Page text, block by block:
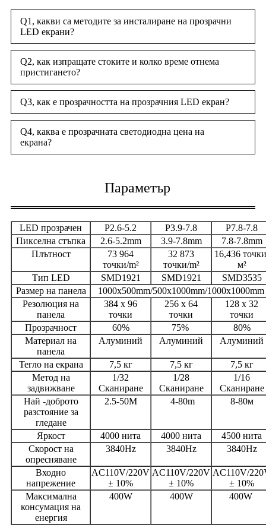
Q1, какви са методите за инсталиране на прозрачни
LED екрани?
Q2, как изпращате стоките и колко време отнема
пристигането?
Q3, как е прозрачността на прозрачния LED екран?
Q4, каква е прозрачната светодиодна цена на
екрана?
Параметър
LED прозрачен P2.6-5.2 P3.9-7.8
P7.8-7.8
Пикселна стъпка
2.6-5.2mm 3.9-7.8mm
7.8-7.8mm
Плътност
73 964
точки/m²
32 873
точки/m²
16,436
м²
Тип LED
SMD1921 SMD1921
SMD3535
Размер на панела
1000x500mm/500x1000mm/1000x1000mm
Резолюция на
панела
384 x 96
точки
256 x 64
точки
128 x 32
точки
Прозрачност
60% 75%
80%
Материал на
панела
Алуминий Алуминий Алуминий
Тегло на екрана 7,5 кг 7,5 кг
7,5 кг
Метод на
задвижване
1/32
Сканиране
1/28
Сканиране
1/16
Сканиране
Най -доброто
разстояние за
гледане
2.5-50M 4-80m 8-80м
Яркост 4000 нита 4000 нита
4500 нита
Скорост на
опресняване
3840Hz 3840Hz 3840Hz
Входно
напрежение
AC110V/220V
± 10%
AC110V/220V
± 10%
AC110V/
± 10%
Максимална
консумация на
енергия
400W 400W 400W